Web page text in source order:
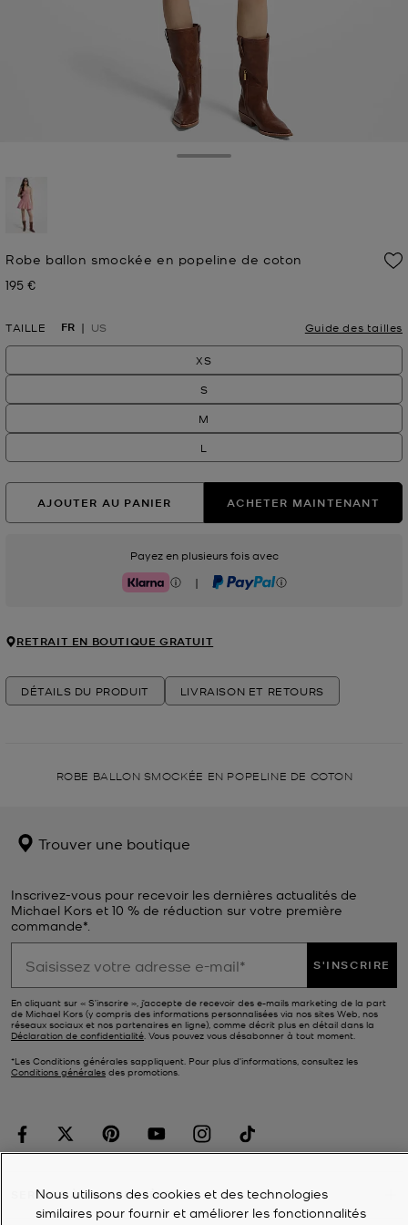
Robe ballon smockée en popeline de coton
Prix actuel
195 €
TAILLE FR US Guide des tailles
XS
S
M
L
AJOUTER AU PANIER ACHETER MAINTENANT
Payez en plusieurs fois avec
Klarna | PayPal
RETRAIT EN BOUTIQUE GRATUIT
DÉTAILS DU PRODUIT LIVRAISON ET RETOURS
ROBE BALLON SMOCKÉE EN POPELINE DE COTON
Trouver une boutique
Inscrivez-vous pour recevoir les dernières actualités de
Michael Kors et 10 % de réduction sur votre première
commande*.
S'INSCRIRE
En cliquant sur « S’inscrire », j’accepte de recevoir des e-mails marketing de la part
de Michael Kors (y compris des informations personnalisées via nos sites Web, nos
réseaux sociaux et nos partenaires en ligne), comme décrit plus en détail dans la
Déclaration de confidentialité. Vous pouvez vous désabonner à tout moment.
*Les Conditions générales sappliquent. Pour plus d’informations, consultez les
Conditions générales des promotions.
SERVICE À LA CLIENTÈLE
Nous utilisons des cookies et des technologies
similaires pour fournir et améliorer les fonctionnalités